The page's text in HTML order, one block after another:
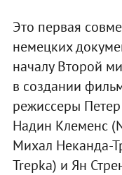
Это первая
немецких
началу Второй
в создании
режиссеры
Надин Клеменс
Михал Неканда-
Trepka) и Ян